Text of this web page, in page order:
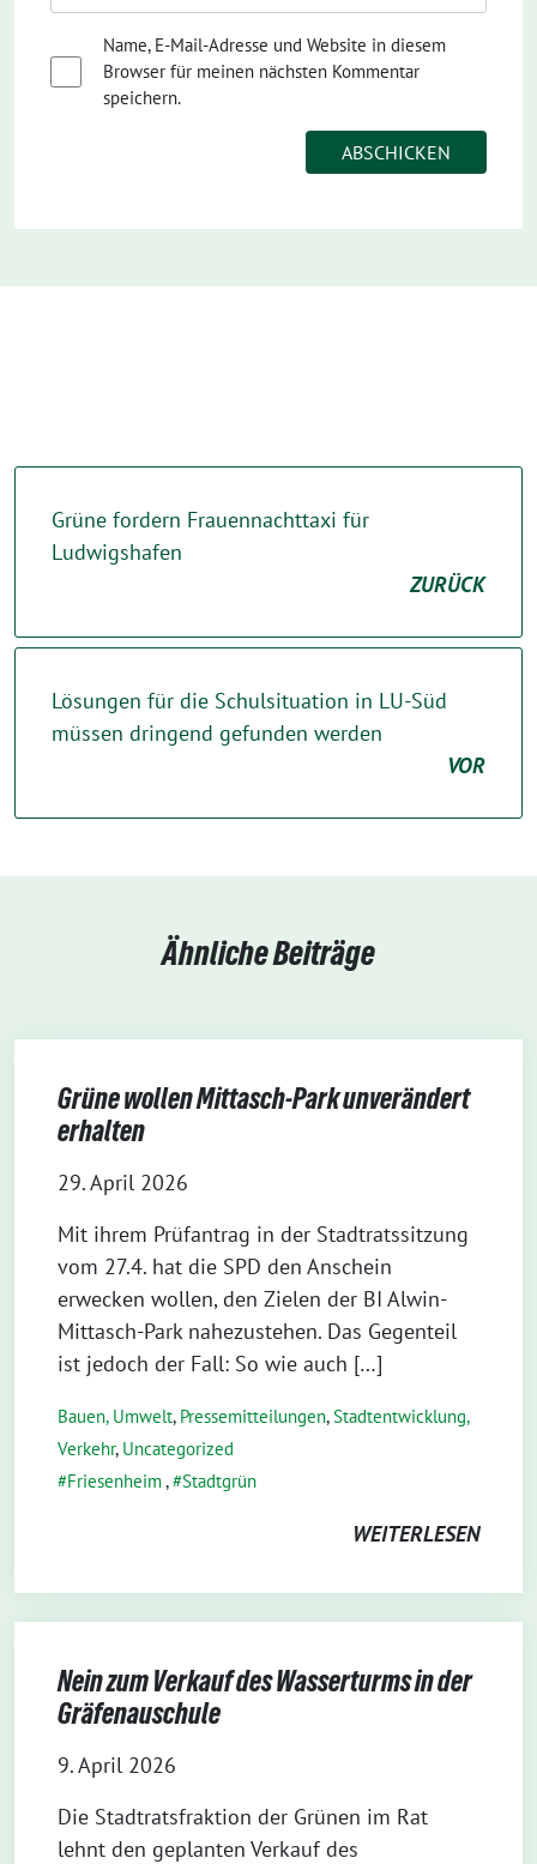
Name, E-Mail-Adresse und Website in diesem
Browser für meinen nächsten Kommentar
speichern.
Grüne fordern Frauennachttaxi für
Ludwigshafen
ZURÜCK
Lösungen für die Schulsituation in LU-Süd
müssen dringend gefunden werden
VOR
Ähnliche Beiträge
Grüne wollen Mittasch-Park unverändert
erhalten
29. April 2026
Mit ihrem Prüfantrag in der Stadtratssitzung
vom 27.4. hat die SPD den Anschein
erwecken wollen, den Zielen der BI Alwin-
Mittasch-Park nahezustehen. Das Gegenteil
ist jedoch der Fall: So wie auch […]
Bauen, Umwelt, Pressemitteilungen,Stadtentwicklung,
Verkehr, Uncategorized
Friesenheim, Stadtgrün
WEITERLESEN
Nein zum Verkauf des Wasserturms in der
Gräfenauschule
9. April 2026
Die Stadtratsfraktion der Grünen im Rat
lehnt den geplanten Verkauf des